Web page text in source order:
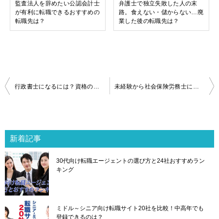
監査法人を辞めたい公認会計士
が有利に転職できるおすすめの
転職先は？
弁護士で独立失敗した人の末
路。食えない・儲からない…廃
業した後の転職先は？
投
稿
ゲ
ー
シ
ョ
ン
行政書士になるには？資格の取り方と未経験でも失敗しない転職先の選び方 未経験から社会保険労務士に転職するには？資格取得や仕事内容・将来性・デメリットまで解説
新着記事
30代向け転職エージェントの選び方と24社おすすめラン
キング
ミドル～シニア向け転職サイト20社を比較！中高年でも
登録できるのは？